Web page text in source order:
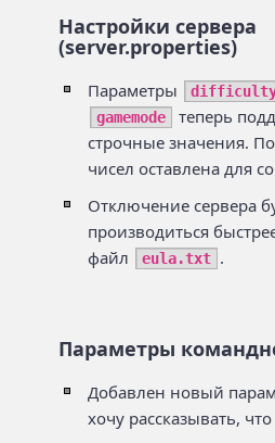
Настройки сервера
(server.properties)
Параметры
gamemode
теперь
строчные значения.
чисел оставлена для
Отключение сервера
производиться
файл
eula.txt .
Параметры
Добавлен новый
хочу рассказывать,